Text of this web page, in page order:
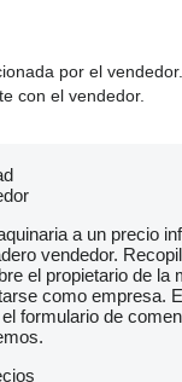
65 R22,5
W KRAJU
EUR
TO
por el
con el vendedor.
a un precio
vendedor.
el propietario de la
como empresa.
formulario de